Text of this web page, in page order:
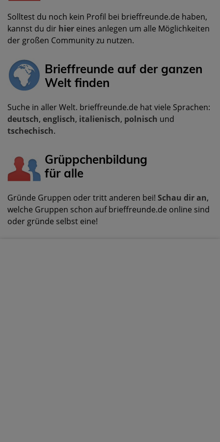
Solltest du noch kein Profil bei brieffreunde.de haben,
kannst du dir hier eines anlegen um alle Möglichkeiten
der großen Community zu nutzen.
Brieffreunde auf der ganzen
Welt finden
Suche in aller Welt. brieffreunde.de hat viele Sprachen:
deutsch, englisch, italienisch, polnisch und
tschechisch.
Grüppchenbildung
für alle
Gründe Gruppen oder tritt anderen bei! Schau dir an,
welche Gruppen schon auf brieffreunde.de online sind
oder gründe selbst eine!